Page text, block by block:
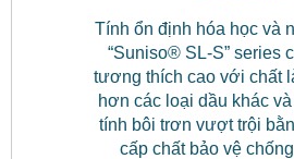
Tính ổn định hóa học và
“Suniso® SL-S” series
tương thích cao với chất
hơn các loại dầu khác
tính bôi trơn vượt trội
cấp chất bảo vệ